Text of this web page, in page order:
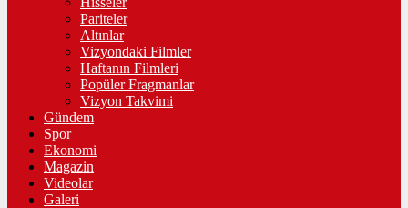
Pariteler
Altınlar
Vizyondaki Filmler
Haftanın Filmleri
Popüler Fragmanlar
Vizyon Takvimi
Gündem
Spor
Ekonomi
Magazin
Videolar
Galeri